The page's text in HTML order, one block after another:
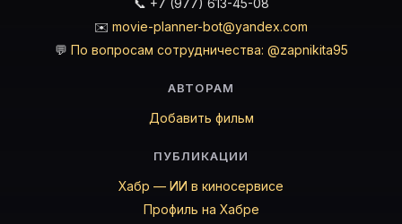
📞 +7 (977) 613-45-08
✉️ movie-planner-bot@yandex.com
💬 По вопросам сотрудничества: @zapnikita95
АВТОРАМ
Добавить фильм
ПУБЛИКАЦИИ
Хабр — ИИ в киносервисе
Профиль на Хабре